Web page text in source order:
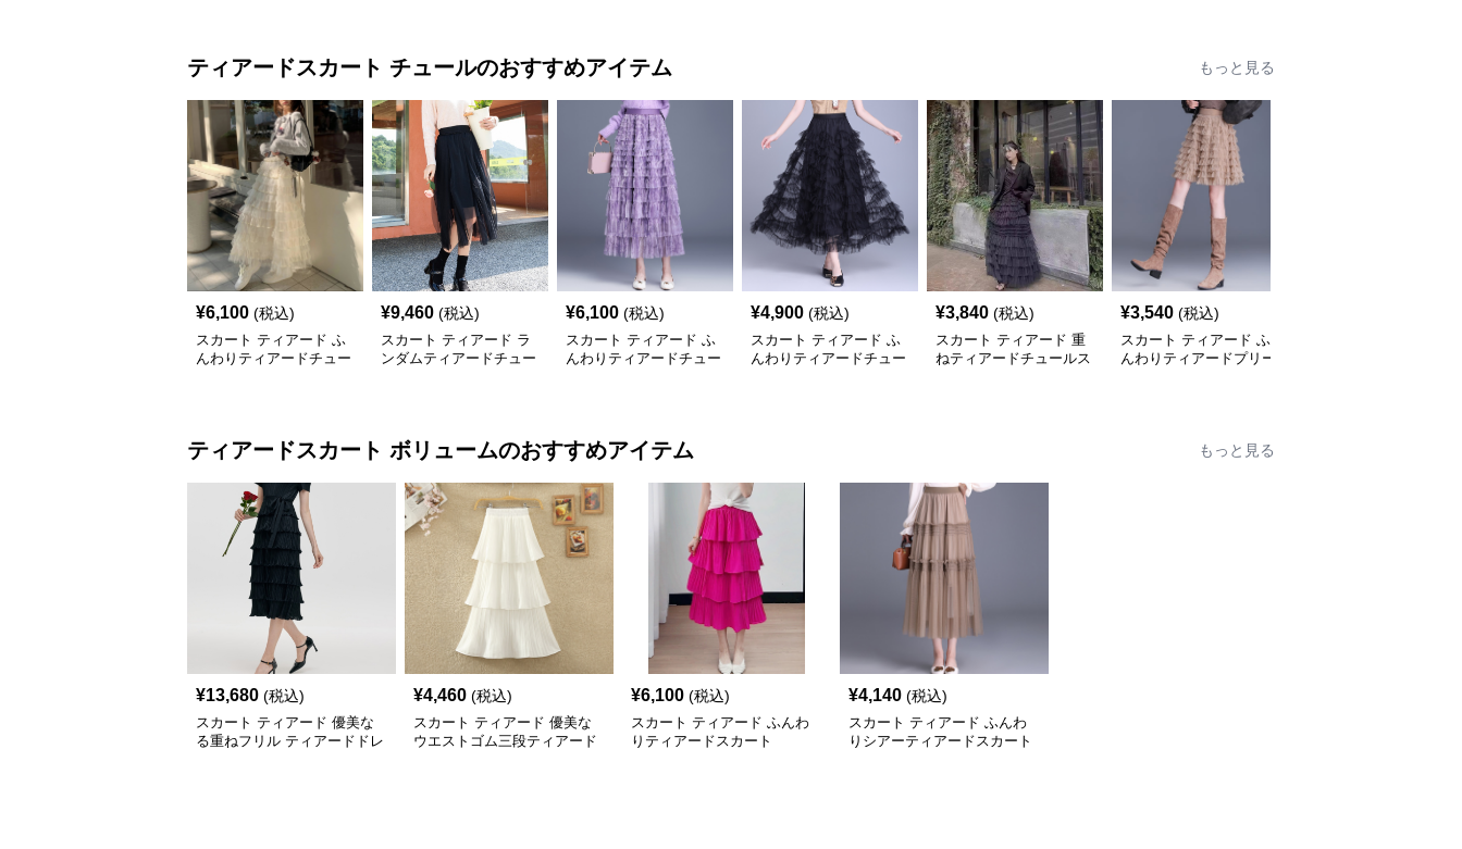
ティアードスカート チュールのおすすめアイテム もっと見る
¥6,100 (税込)
スカート ティアード ふ
んわりティアードチュー
¥9,460 (税込)
スカート ティアード ラ
ンダムティアードチュー
¥6,100 (税込)
スカート ティアード ふ
んわりティアードチュー
¥4,900 (税込)
スカート ティアード ふ
んわりティアードチュー
¥3,840 (税込)
スカート ティアード 重
ねティアードチュールス
¥3,540 (税込)
スカート ティアード ふ
んわりティアードプリー
ティアードスカート ボリュームのおすすめアイテム もっと見る
¥13,680 (税込)
スカート ティアード 優美な
る重ねフリル ティアードドレ
¥4,460 (税込)
スカート ティアード 優美な
ウエストゴム三段ティアード
¥6,100 (税込)
スカート ティアード ふんわ
りティアードスカート
¥4,140 (税込)
スカート ティアード ふんわ
りシアーティアードスカート